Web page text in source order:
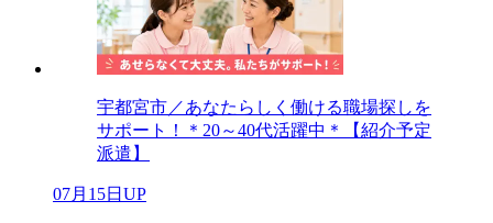
宇都宮市／あなたらしく働ける職場探しを
サポート！＊20～40代活躍中＊【紹介予定
派遣】
07月15日UP